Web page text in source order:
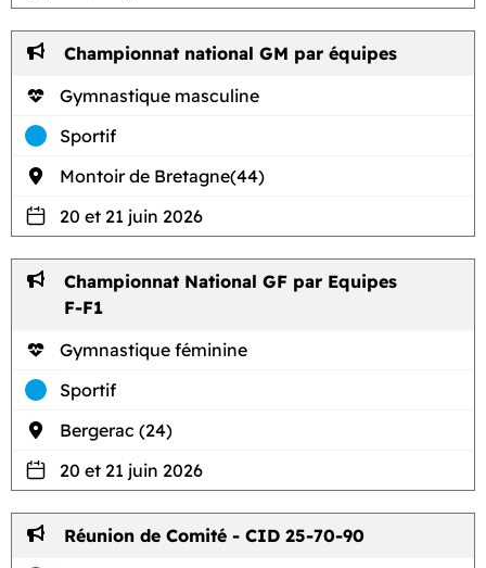
Championnat national GM par équipes
Gymnastique masculine
Sportif
Montoir de Bretagne(44)
20 et 21 juin 2026
Championnat National GF par Equipes
F-F1
Gymnastique féminine
Sportif
Bergerac (24)
20 et 21 juin 2026
Réunion de Comité - CID 25-70-90